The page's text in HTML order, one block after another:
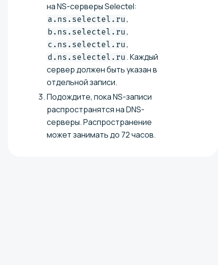
на NS-серверы Selectel:
a.ns.selectel.ru ,
b.ns.selectel.ru ,
c.ns.selectel.ru ,
d.ns.selectel.ru . Каждый
сервер должен быть указан в
отдельной записи.
Подождите, пока NS-записи
распространятся на DNS-
серверы. Распространение
может занимать до 72 часов.